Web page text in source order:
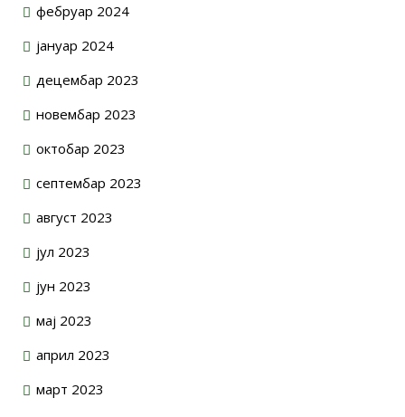
фебруар 2024
јануар 2024
децембар 2023
новембар 2023
октобар 2023
септембар 2023
август 2023
јул 2023
јун 2023
мај 2023
април 2023
март 2023